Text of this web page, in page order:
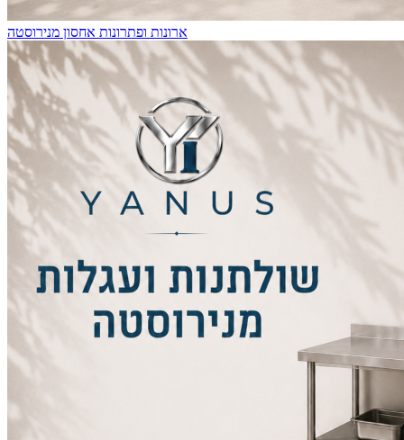
ארונות ופתרונות אחסון מנירוסטה